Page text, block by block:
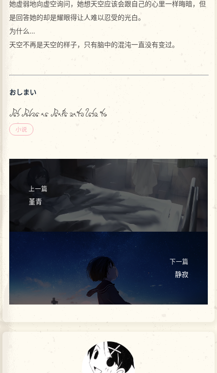
她虚弱地向虚空询问，她想天空应该会跟自己的心里一样晦暗，但
是回答她的却是耀眼得让人难以忍受的光白。
为什么…
天空不再是天空的样子，只有脑中的混沌一直没有变过。
おしまい
was wrlia na wanma endi hase du
小说
上一篇
堇青
下一篇
静寂